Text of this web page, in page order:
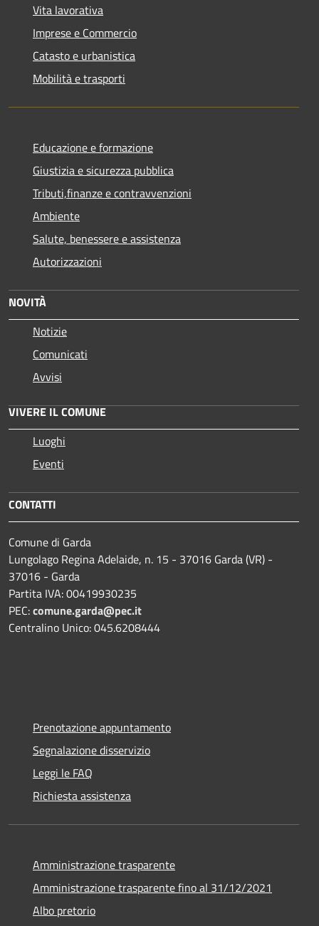
Vita lavorativa
Imprese e Commercio
Catasto e urbanistica
Mobilità e trasporti
Educazione e formazione
Giustizia e sicurezza pubblica
Tributi,finanze e contravvenzioni
Ambiente
Salute, benessere e assistenza
Autorizzazioni
NOVITÀ
Notizie
Comunicati
Avvisi
VIVERE IL COMUNE
Luoghi
Eventi
CONTATTI
Comune di Garda
Lungolago Regina Adelaide, n. 15 - 37016 Garda (VR) -
37016 - Garda
Partita IVA: 00419930235
PEC:comune.garda@pec.it
Centralino Unico: 045.6208444
Prenotazione appuntamento
Segnalazione disservizio
Leggi le FAQ
Richiesta assistenza
Amministrazione trasparente
Amministrazione trasparente fino al 31/12/2021
Albo pretorio